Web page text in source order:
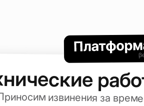
извинения за